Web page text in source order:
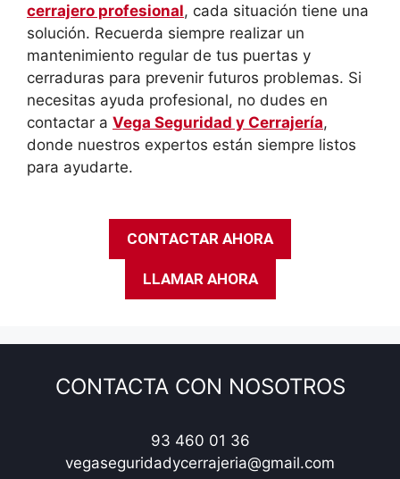
cerrajero profesional, cada situación tiene una
solución. Recuerda siempre realizar un
mantenimiento regular de tus puertas y
cerraduras para prevenir futuros problemas. Si
necesitas ayuda profesional, no dudes en
contactar a Vega Seguridad y Cerrajería,
donde nuestros expertos están siempre listos
para ayudarte.
CONTACTAR AHORA
LLAMAR AHORA
CONTACTA CON NOSOTROS
93 460 01 36
vegaseguridadycerrajeria@gmail.com